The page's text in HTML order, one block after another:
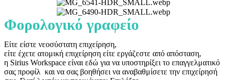
Φορολογικό γραφείο
Είτε είστε νεοσύστατη επιχείρηση,
είτε έχετε ατομική επιχείρηση είτε εργάζεστε από απόσταση,
η Sirius Workspace είναι εδώ για να υποστηρίξει το επαγγελματικό
σας προφίλ και να σας βοηθήσει να αναβαθμίσετε την επιχείρησή